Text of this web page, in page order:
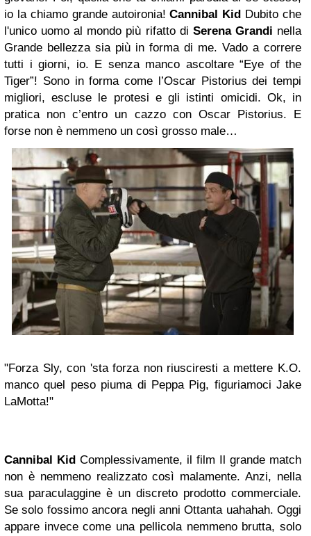
io la chiamo grande autoironia!Cannibal Kid Dubito che
l'unico uomo al mondo più rifatto di Serena Grandi nella
Grande bellezza sia più in forma di me. Vado a correre
tutti i giorni, io. E senza manco ascoltare “Eye of the
Tiger”! Sono in forma come l’Oscar Pistorius dei tempi
migliori, escluse le protesi e gli istinti omicidi. Ok, in
pratica non c’entro un cazzo con Oscar Pistorius. E
forse non è nemmeno un così grosso male…
"Forza Sly, con 'sta forza non riusciresti a mettere K.O.
manco quel peso piuma di Peppa Pig, figuriamoci Jake
LaMotta!"
Cannibal Kid Complessivamente, il film Il grande match
non è nemmeno realizzato così malamente. Anzi, nella
sua paraculaggine è un discreto prodotto commerciale.
Se solo fossimo ancora negli anni Ottanta uahahah. Oggi
appare invece come una pellicola nemmeno brutta, solo